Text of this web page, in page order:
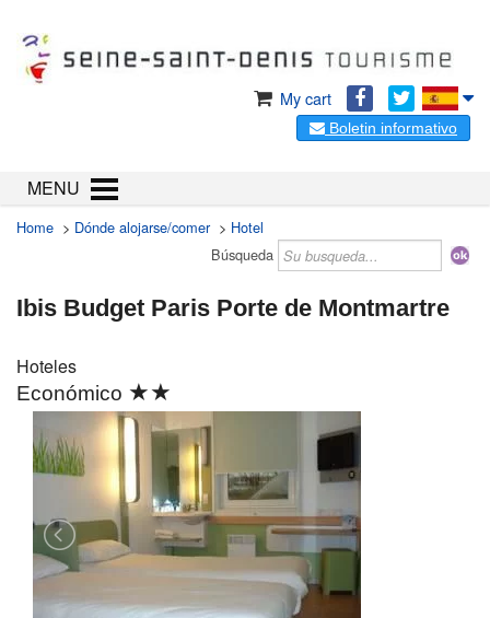
My cart
Boletin informativo
MENU
Home > Dónde alojarse/comer> Hotel
Búsqueda
Ibis Budget Paris Porte de Montmartre
Hoteles
Económico ★★